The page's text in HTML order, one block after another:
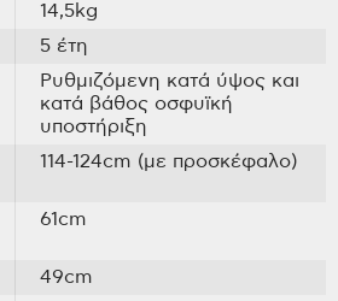
14,5kg
5 έτη
Ρυθμιζόμενη κατά ύψος και
κατά βάθος οσφυϊκή
υποστήριξη
114-124cm (με προσκέφαλο)
61cm
49cm